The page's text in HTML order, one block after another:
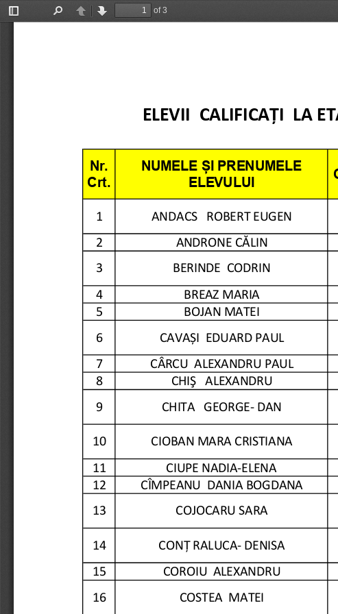
Toggle
PreviousNext
of 3
Nr.
Crt.
NUMELE ȘI PRENUMELE
ELEVULUI
2
ANDRONE CĂLIN
4
BREAZ MARIA
5
BOJAN MATEI
7    CÂRCU  ALEXANDRU PAUL
8
CHIŞ   ALEXANDRU
11
CIUPE NADIA-ELENA
12   CÎMPEANU  DANIA BOGDANA
15
COROIU  ALEXANDRU
ELEVII  CALIFICAȚI  LA
14    CONȚ RALUCA- DENISA
9 CHITA   GEORGE- DAN
COJOCARU SARA
ANDACS   ROBERT EUGEN
BERINDE  CODRIN
CAVAȘI  EDUARD PAUL
CIOBAN MARA CRISTIANA
COSTEA  MATEI
16
1
3
6
10
13